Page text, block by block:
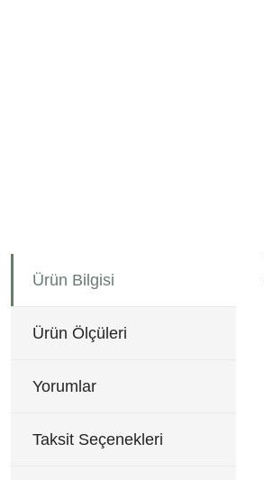
Ürün Bilgisi
Ürün Ölçüleri
Yorumlar
Taksit Seçenekleri